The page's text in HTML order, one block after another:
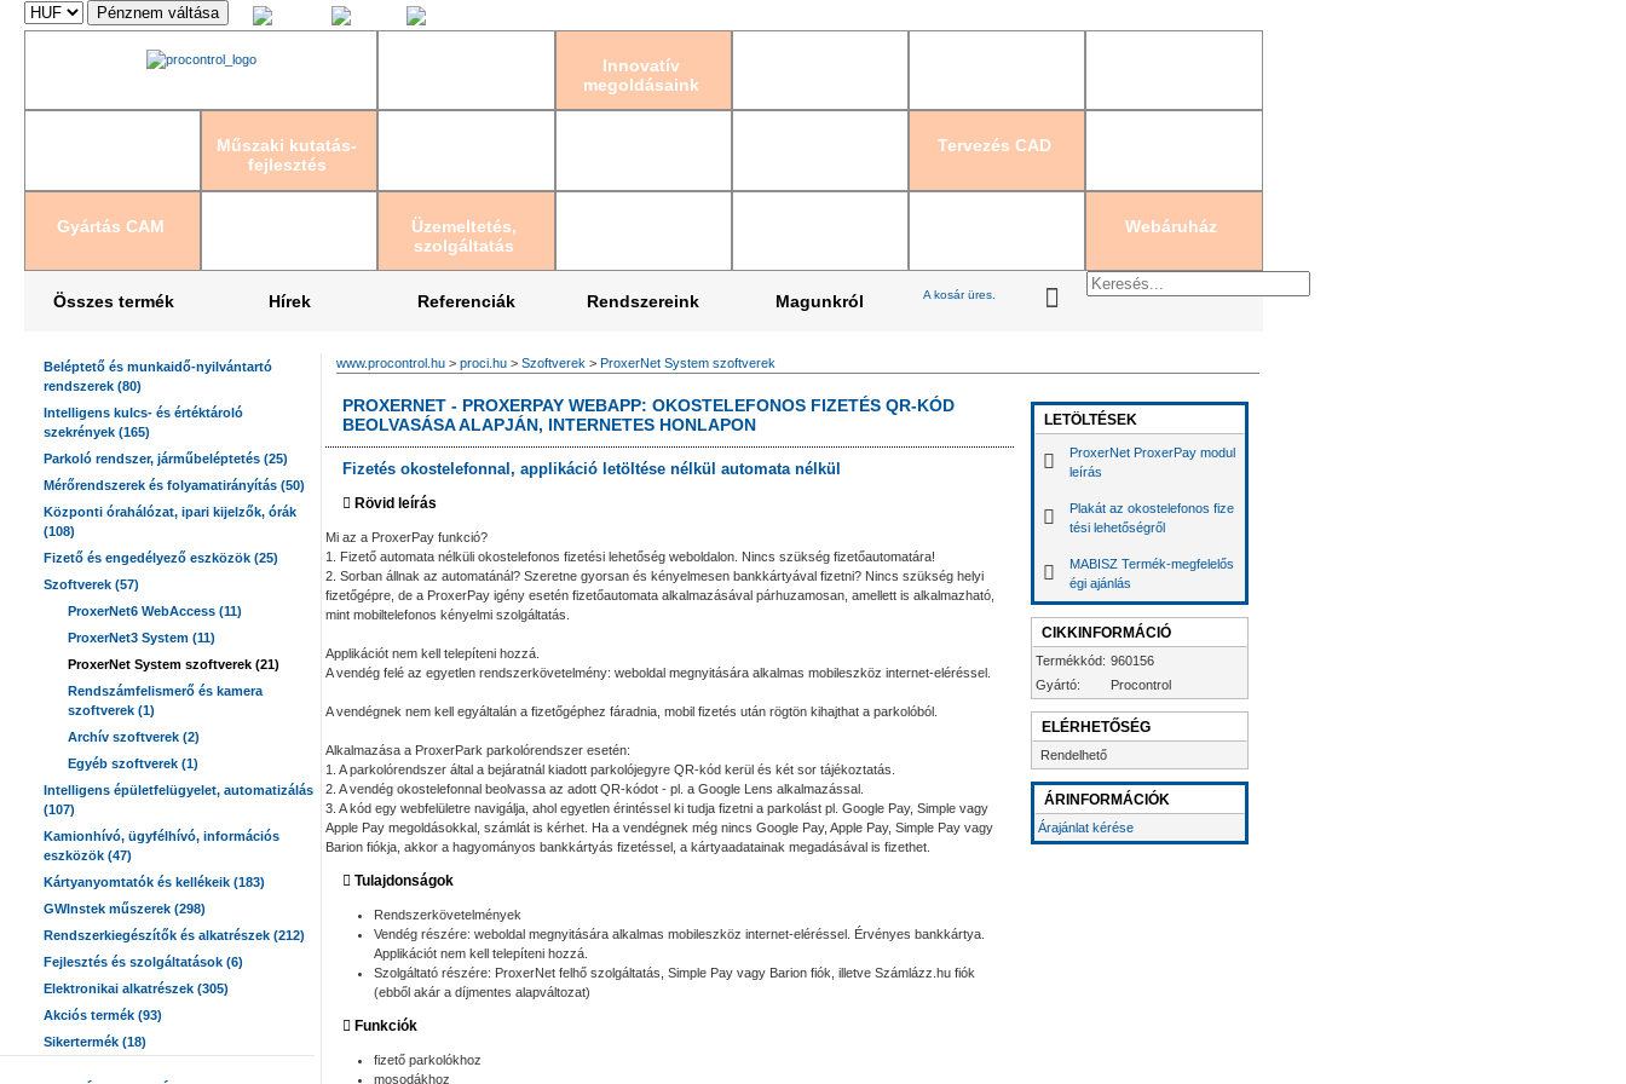
Innovatív
megoldásaink
Műszaki kutatás-
fejlesztés
Tervezés CAD
Gyártás CAM
Üzemeltetés,
szolgáltatás
Webáruház
Összes termék Hírek Referenciák Rendszereink Magunkról A kosár üres.
Beléptető és munkaidő-nyilvántartó
rendszerek (80)
Intelligens kulcs- és értéktároló
szekrények (165)
Parkoló rendszer, járműbeléptetés (25)
Mérőrendszerek és folyamatirányítás (50)
Központi órahálózat, ipari kijelzők, órák
(108)
Fizető és engedélyező eszközök (25)
Szoftverek (57)
ProxerNet6 WebAccess (11)
ProxerNet3 System (11)
ProxerNet System szoftverek (21)
Rendszámfelismerő és kamera
szoftverek (1)
Archív szoftverek (2)
Egyéb szoftverek (1)
Intelligens épületfelügyelet, automatizálás
(107)
Kamionhívó, ügyfélhívó, információs
eszközök (47)
Kártyanyomtatók és kellékeik (183)
GWInstek műszerek (298)
Rendszerkiegészítők és alkatrészek (212)
Fejlesztés és szolgáltatások (6)
Elektronikai alkatrészek (305)
Akciós termék (93)
Sikertermék (18)
www.procontrol.hu > proci.hu > Szoftverek > ProxerNet System szoftverek
PROXERNET - PROXERPAY WEBAPP: OKOSTELEFONOS FIZETÉS QR-KÓD
BEOLVASÁSA ALAPJÁN, INTERNETES HONLAPON
Fizetés okostelefonnal, applikáció letöltése nélkül automata nélkül
Rövid leírás
Mi az a ProxerPay funkció?
1. Fizető automata nélküli okostelefonos fizetési lehetőség weboldalon. Nincs szükség fizetőautomatára!
2. Sorban állnak az automatánál? Szeretne gyorsan és kényelmesen bankkártyával fizetni? Nincs szükség helyi
fizetőgépre, de a ProxerPay igény esetén fizetőautomata alkalmazásával párhuzamosan, amellett is alkalmazható,
mint mobiltelefonos kényelmi szolgáltatás.
Applikációt nem kell telepíteni hozzá.
A vendég felé az egyetlen rendszerkövetelmény: weboldal megnyitására alkalmas mobileszköz internet-eléréssel.
A vendégnek nem kell egyáltalán a fizetőgéphez fáradnia, mobil fizetés után rögtön kihajthat a parkolóból.
Alkalmazása a ProxerPark parkolórendszer esetén:
1. A parkolórendszer által a bejáratnál kiadott parkolójegyre QR-kód kerül és két sor tájékoztatás.
2. A vendég okostelefonnal beolvassa az adott QR-kódot - pl. a Google Lens alkalmazással.
3. A kód egy webfelületre navigálja, ahol egyetlen érintéssel ki tudja fizetni a parkolást pl. Google Pay, Simple vagy
Apple Pay megoldásokkal, számlát is kérhet. Ha a vendégnek még nincs Google Pay, Apple Pay, Simple Pay vagy
Barion fiókja, akkor a hagyományos bankkártyás fizetéssel, a kártyaadatainak megadásával is fizethet.
Tulajdonságok
Rendszerkövetelmények
Vendég részére: weboldal megnyitására alkalmas mobileszköz internet-eléréssel. Érvényes bankkártya.
Applikációt nem kell telepíteni hozzá.
Szolgáltató részére: ProxerNet felhő szolgáltatás, Simple Pay vagy Barion fiók, illetve Számlázz.hu fiók
(ebből akár a díjmentes alapváltozat)
Funkciók
fizető parkolókhoz
mosodákhoz
LETÖLTÉSEK
ProxerNet ProxerPay modul
leírás
Plakát az okostelefonos fize
tési lehetőségről
MABISZ Termék-megfelelős
égi ajánlás
CIKKINFORMÁCIÓ
Termékkód: 960156
Gyártó:
Procontrol
ELÉRHETŐSÉG
Rendelhető
ÁRINFORMÁCIÓK
Árajánlat kérése